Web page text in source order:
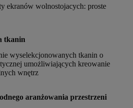
ekranów wolnostojacych: proste
tkanin
wyselekcjonowanych tkanin o
umożliwiających kreowanie
wnętrz
aranżowania przestrzeni